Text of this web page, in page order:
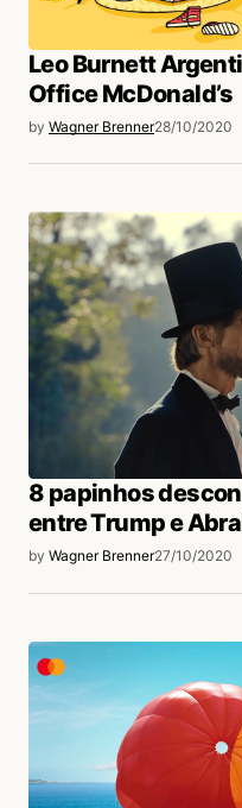
Leo Burnett
Office McDonald’s
by Wagner Brenner28/10/2020
8 papinhos
entre Trump e
by Wagner Brenner27/10/2020